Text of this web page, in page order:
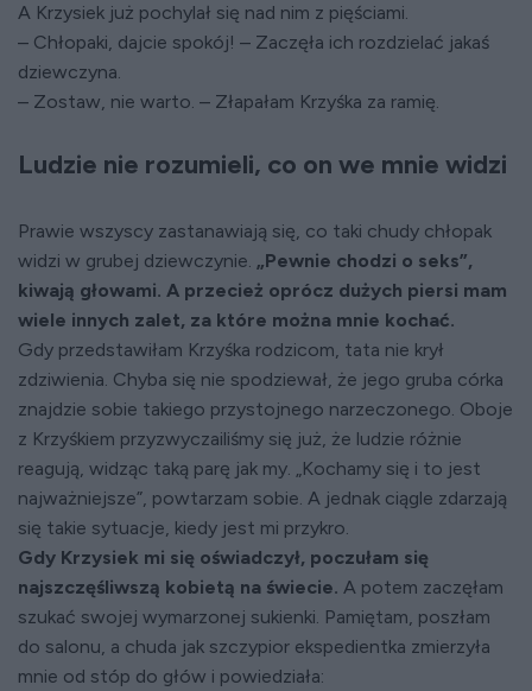
A Krzysiek już pochylał się nad nim z pięściami.
– Chłopaki, dajcie spokój! – Zaczęła ich rozdzielać jakaś
dziewczyna.
– Zostaw, nie warto. – Złapałam Krzyśka za ramię.
Ludzie nie rozumieli, co on we mnie widzi
Prawie wszyscy zastanawiają się, co taki chudy chłopak
widzi w grubej dziewczynie. „Pewnie chodzi o seks”,
kiwają głowami. A przecież oprócz dużych piersi mam
wiele innych zalet, za które można mnie kochać.
Gdy przedstawiłam Krzyśka rodzicom, tata nie krył
zdziwienia. Chyba się nie spodziewał, że jego gruba córka
znajdzie sobie takiego przystojnego narzeczonego. Oboje
z Krzyśkiem przyzwyczailiśmy się już, że ludzie różnie
reagują, widząc taką parę jak my. „Kochamy się i to jest
najważniejsze”, powtarzam sobie. A jednak ciągle zdarzają
się takie sytuacje, kiedy jest mi przykro.
Gdy Krzysiek mi się oświadczył, poczułam się
najszczęśliwszą kobietą na świecie. A potem zaczęłam
szukać swojej wymarzonej sukienki. Pamiętam, poszłam
do salonu, a chuda jak szczypior ekspedientka zmierzyła
mnie od stóp do głów i powiedziała: